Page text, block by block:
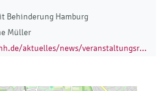
Behinderung Hamburg
Müller
aktuelles/news/veranstaltungsr...